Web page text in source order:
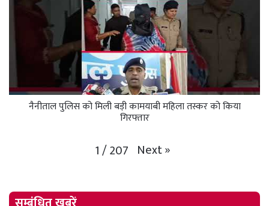
नैनीताल पुलिस को मिली बड़ी कामयाबी महिला तस्कर को किया
गिरफ्तार
1/207 Next»